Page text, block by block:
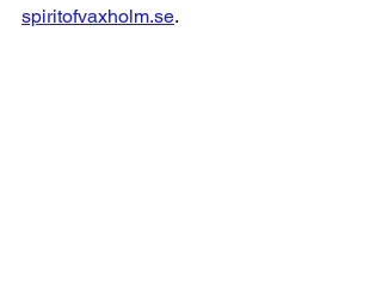
spiritofvaxholm.se.